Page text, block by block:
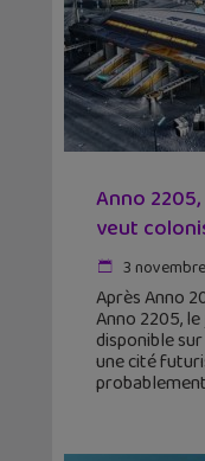
Anno
veut
3
Après Anno
Anno 2205,
disponible
une cité